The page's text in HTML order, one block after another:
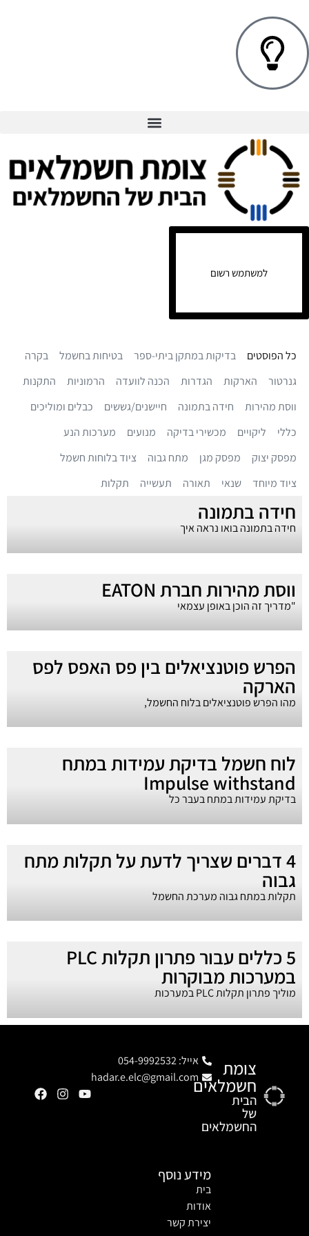
למשתמש רשום
בדיקות במתקן ביתי-ספר בטיחות בחשמל
בקרה
גנרטור
הארקות הגדרות הכנה לוועדה הרמוניות
התקנות
ווסת מהירות
חידה בתמונה חיישנים/גששים
כבלים ומוליכים
כללי
ליקויים מכשירי בדיקה מנועים
מערכות הנע
מפסק יצוק
מפסק מגן מתח גבוה
ציוד בלוחות חשמל
ציוד מיוחד
שנאי תאורה תעשייה תקלות
כל הפוסטים
חידה בתמונה
חידה בתמונה בואו נראה איך
ווסת מהירות חברת EATON
"מדריך זה הוכן באופן עצמאי
הפרש פוטנציאלים בין פס האפס לפס
הארקה
מהו הפרש פוטנציאלים בלוח החשמל,
לוח חשמל בדיקת עמידות במתח
Impulse withstand
בדיקת עמידות במתח בעבר כל
4 דברים שצריך לדעת על תקלות מתח
גבוה
תקלות במתח גבוה מערכת החשמל
5 כללים עבור פתרון תקלות PLC
במערכות מבוקרות
מוליך פתרון תקלות PLC במערכות
צומת
חשמלאים
הבית
של
החשמלאים
אייל: 054-9992532
hadar.e.elc@gmail.com
מידע נוסף
בית
אודות
יצירת קשר